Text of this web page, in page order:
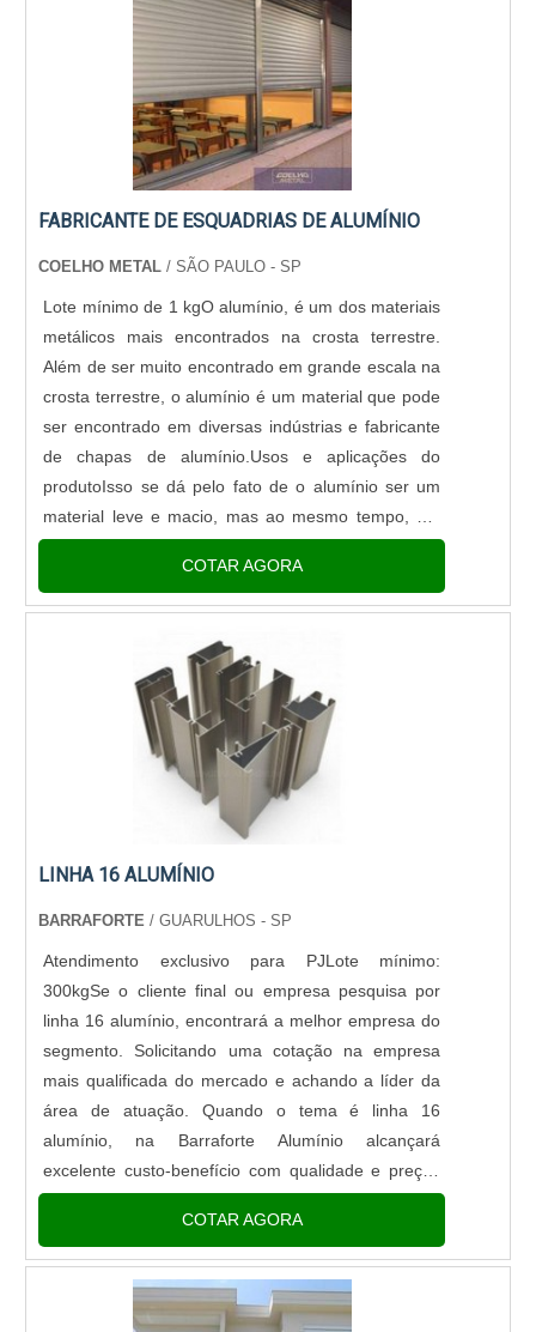
FABRICANTE DE ESQUADRIAS DE ALUMÍNIO
COELHO METAL / SÃO PAULO - SP
Lote mínimo de 1 kgO alumínio, é um dos materiais
metálicos mais encontrados na crosta terrestre.
Além de ser muito encontrado em grande escala na
crosta terrestre, o alumínio é um material que pode
ser encontrado em diversas indústrias e fabricante
de chapas de alumínio.Usos e aplicações do
produtoIsso se dá pelo fato de o alumínio ser um
material leve e macio, mas ao mesmo tempo, ser
um material muito resistente. É muito fácil encontrar
COTAR AGORA
LINHA 16 ALUMÍNIO
BARRAFORTE / GUARULHOS - SP
Atendimento exclusivo para PJLote mínimo:
300kgSe o cliente final ou empresa pesquisa por
linha 16 alumínio, encontrará a melhor empresa do
segmento. Solicitando uma cotação na empresa
mais qualificada do mercado e achando a líder da
área de atuação. Quando o tema é linha 16
alumínio, na Barraforte Alumínio alcançará
excelente custo-benefício com qualidade e preços
competitivos.ALGUNS DETALHES SOBRE LINHA
16 ALUMÍNIOHá muitas maneiras eficientes de
demonstrar competência e excelência em sua área
de atuação. A Barraforte Alumínio canaliza seus
recursos em oferecer uma estrutura com: Escritório
COTAR AGORA